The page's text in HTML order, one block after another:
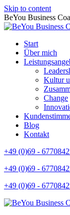
Skip to content
BeYou Business
Start
Über mich
Kultur
Change
Blog
Kontakt
+49 (0)69 -
+49 (0)69 -
+49 (0)69 -